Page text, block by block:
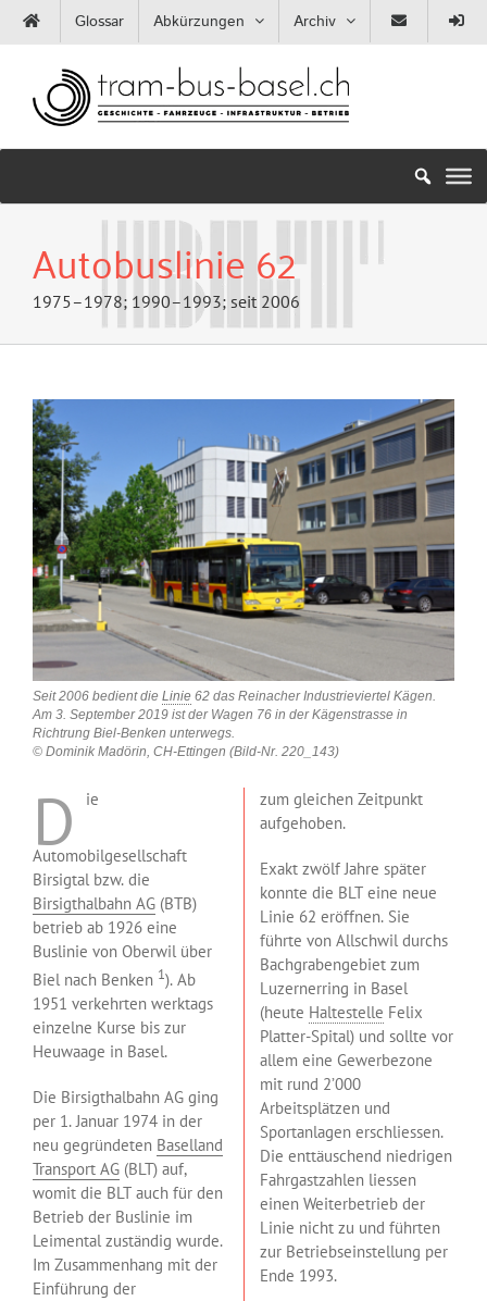
Zum
Inhalt
Glossar Abkürzungen Archiv
Autobuslinie 62
1975–1978; 1990–1993; seit 2006
Zeige
grösseres
Bild
Seit 2006 bedient die Linie 62 das Reinacher Industrieviertel Kägen.
Am 3. September 2019 ist der Wagen 76 in der Kägenstrasse in
Richtrung Biel-Benken unterwegs.
© Dominik Madörin, CH-Ettingen (Bild-Nr. 220_143)
D ie
Automobilgesellschaft
Birsigtal bzw. die
Birsigthalbahn AG (BTB)
betrieb ab 1926 eine
Buslinie von Oberwil über
Biel nach Benken 1). Ab
1951 verkehrten werktags
einzelne Kurse bis zur
Heuwaage in Basel.
Die Birsigthalbahn AG ging
per 1. Januar 1974 in der
neu gegründeten Baselland
Transport AG (BLT) auf,
womit die BLT auch für den
Betrieb der Buslinie im
Leimental zuständig wurde.
Im Zusammenhang mit der
Einführung der
zum gleichen Zeitpunkt
aufgehoben.
Exakt zwölf Jahre später
konnte die BLT eine neue
Linie 62 eröffnen. Sie
führte von Allschwil durchs
Bachgrabengebiet zum
Luzernerring in Basel
(heute Haltestelle Felix
Platter-Spital) und sollte vor
allem eine Gewerbezone
mit rund 2’000
Arbeitsplätzen und
Sportanlagen erschliessen.
Die enttäuschend niedrigen
Fahrgastzahlen liessen
einen Weiterbetrieb der
Linie nicht zu und führten
zur Betriebseinstellung per
Ende 1993.